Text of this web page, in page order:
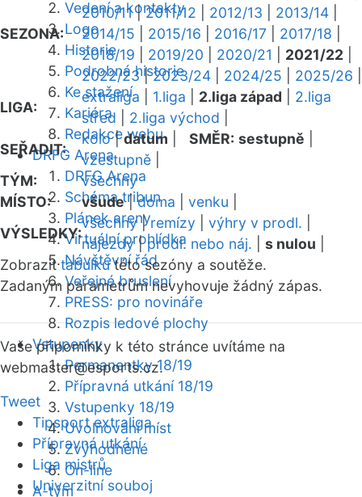
Vedení a kontakty
Logo
Historie
Podrobná historie
Ke stažení
Kariéra
Redakce webu
DRFG Arena
DRFG Arena
Schéma tribun
Plánek areny
Virtuální prohlídka
Návštěvní řád
Veřejné bruslení
PRESS: pro novináře
Rozpis ledové plochy
Vstupenky
Permanentky 18/19
Přípravná utkání 18/19
Vstupenky 18/19
Uvolňování míst
Zvýhodněné
On-line
A-tým
SEZONA:
2010/11|2011/12 2012/13 2013/14
2014/15
2015/16 2016/17 2017/18
2018/19
2019/20 2020/21 2021/22
2022/23|2023/24 2024/25 2025/26
LIGA:
extraliga 1.liga 2.liga západ
2.liga
střed
2.liga východ
SEŘADIT:
kolo|datum SMĚR: sestupně
vzestupně
TÝM:
všechny
MÍSTO:
všude|doma venku
VÝSLEDKY:
všechny|remízy výhry v prodl.
nájezdy|prodl. nebo náj. s nulou
Zobrazittabulkutéto sezóny a soutěže.
Zadaným parametrům nevyhovuje žádný zápas.
Vaše připomínky k této stránce uvítáme na
webmaster@esports.cz.
Tweet
Tipsport extraliga
Přípravná utkání
Liga mistrů
Univerzitní souboj